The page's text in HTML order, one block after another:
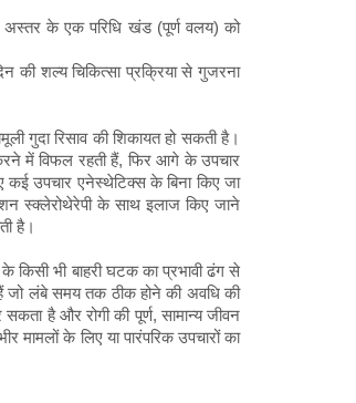
के एक परिधि खंड (पूर्ण वलय) को
की शल्य चिकित्सा प्रक्रिया से गुजरना
गुदा रिसाव की शिकायत हो सकती है।
में विफल रहती हैं, फिर आगे के उपचार
कई उपचार एनेस्थेटिक्स के बिना किए जा
स्क्लेरोथेरेपी के साथ इलाज किए जाने
है।
के किसी भी बाहरी घटक का प्रभावी ढंग से
हैं जो लंबे समय तक ठीक होने की अवधि की
है और रोगी की पूर्ण, सामान्य जीवन
के लिए या पारंपरिक उपचारों का